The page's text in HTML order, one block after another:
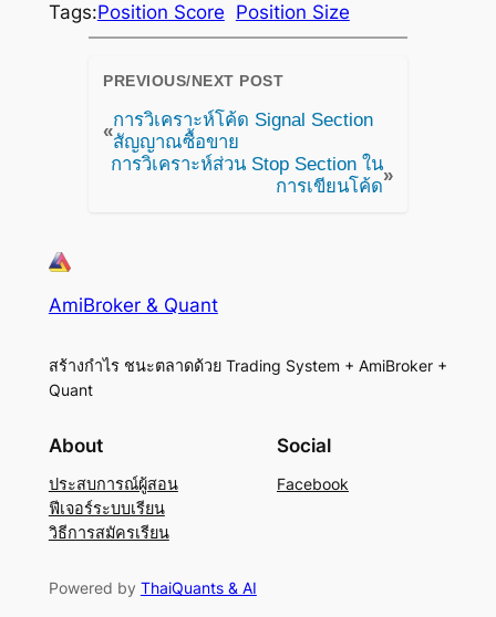
Tags:Position Score Position Size
PREVIOUS/NEXT POST
«
การวิเคราะห์โค้ด Signal Section
สัญญาณซื้อขาย
การวิเคราะห์ส่วน Stop Section ใน
การเขียนโค้ด
»
AmiBroker & Quant
สร้างกำไร ชนะตลาดด้วย Trading System + AmiBroker +
Quant
About
ประสบการณ์ผู้สอน
ฟีเจอร์ระบบเรียน
วิธีการสมัครเรียน
Social
Facebook
Powered by ThaiQuants & AI